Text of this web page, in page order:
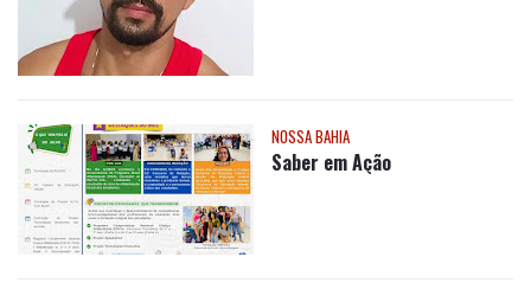
NOSSA BAHIA
Saber em Ação